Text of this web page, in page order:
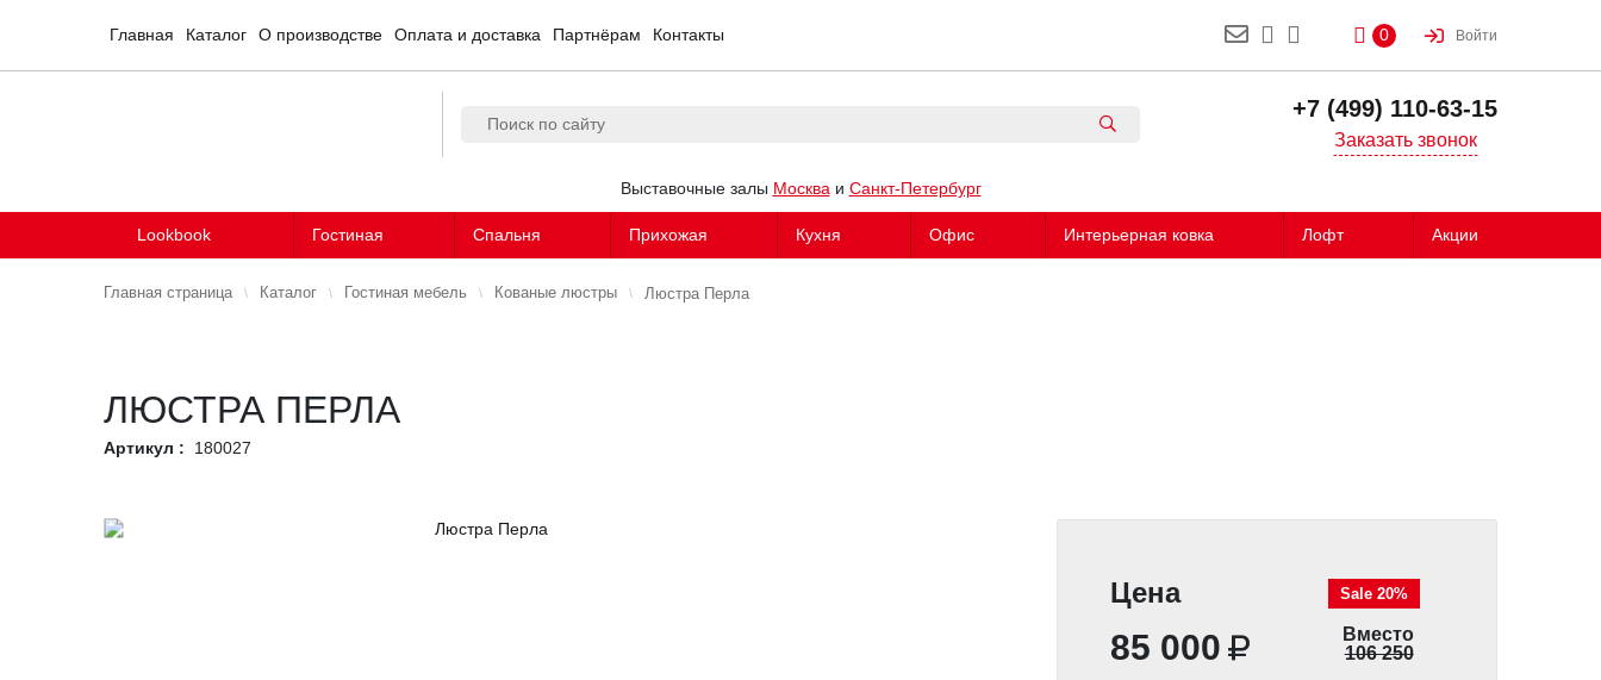
Главная Каталог О производстве Оплата и доставка Партнёрам Контакты 0 Войти
+7 (499) 110-63-15
Заказать звонок
Выставочные залы Москва и Санкт-Петербург
Lookbook Гостиная Спальня Прихожая Кухня Офис Интерьерная ковка Лофт Акции
Главная страница Каталог Гостиная мебель Кованые люстры Люстра Перла
ЛЮСТРА ПЕРЛА
Артикул : 180027
Цена
85 000
Sale 20%
Вместо
106 250